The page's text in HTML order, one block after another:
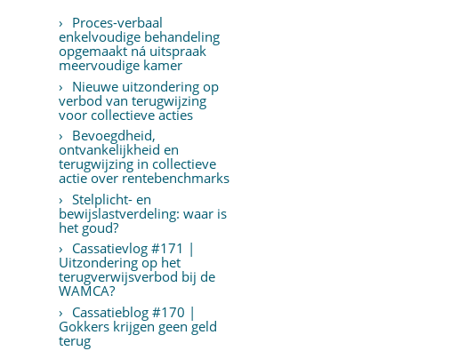
Proces-verbaal
enkelvoudige behandeling
opgemaakt ná uitspraak
meervoudige kamer
Nieuwe uitzondering op
verbod van terugwijzing
voor collectieve acties
Bevoegdheid,
ontvankelijkheid en
terugwijzing in collectieve
actie over rentebenchmarks
Stelplicht- en
bewijslastverdeling: waar is
het goud?
Cassatievlog #171 |
Uitzondering op het
terugverwijsverbod bij de
WAMCA?
Cassatieblog #170 |
Gokkers krijgen geen geld
terug